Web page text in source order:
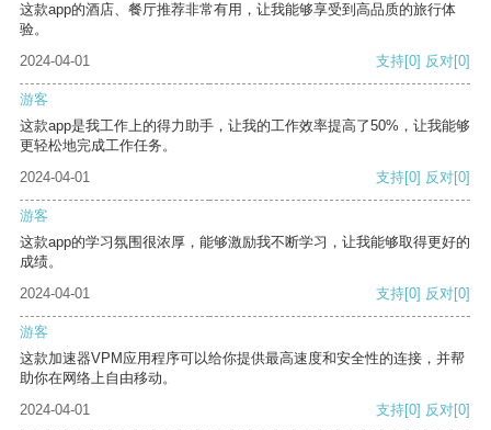
这款app的酒店、餐厅推荐非常有用，让我能够享受到高品质的旅行体
验。
2024-04-01
支持[0] 反对[0]
游客
这款app是我工作上的得力助手，让我的工作效率提高了50%，让我能够
更轻松地完成工作任务。
2024-04-01
支持[0] 反对[0]
游客
这款app的学习氛围很浓厚，能够激励我不断学习，让我能够取得更好的
成绩。
2024-04-01
支持[0] 反对[0]
游客
这款加速器VPM应用程序可以给你提供最高速度和安全性的连接，并帮
助你在网络上自由移动。
2024-04-01
支持[0] 反对[0]